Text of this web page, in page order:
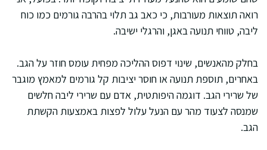
רואה תוצאות מעורבות, כי כאב גב תלוי בהרבה גורמים כמו כוח
ליבה, טווחי תנועה באגן, והרגלי ישיבה.
בחלק מהאנשים, שינוי דפוס ההליכה מפחית עומס חוזר על הגב.
באחרים, תוספת תנועה או חוסר יציבות קל גורמים למאמץ מוגבר
של שרירי הגב. דוגמה היפותטית, אדם עם שרירי ליבה חלשים
שמנסה לצעוד מהר עם הנעל עלול לפצות באמצעות הקשתת
הגב.